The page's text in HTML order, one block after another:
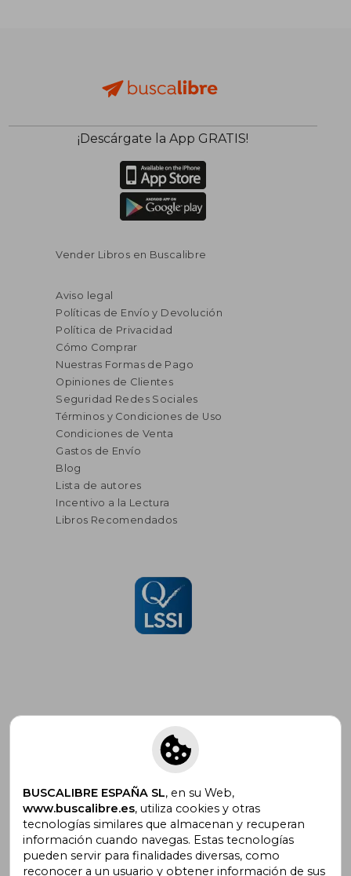
¡Descárgate la App GRATIS!
Vender Libros en Buscalibre
Aviso legal
Políticas de Envío y Devolución
Política de Privacidad
Cómo Comprar
Nuestras Formas de Pago
Opiniones de Clientes
Seguridad Redes Sociales
Términos y Condiciones de Uso
Condiciones de Venta
Gastos de Envío
Blog
Lista de autores
Incentivo a la Lectura
Libros Recomendados
Suscríbete para recibir ofertas y
promociones
¿Necesitas ayuda?
BUSCALIBRE ESPAÑA SL, en su Web,
www.buscalibre.es, utiliza cookies y otras
tecnologías similares que almacenan y recuperan
información cuando navegas. Estas tecnologías
pueden servir para finalidades diversas, como
reconocer a un usuario y obtener información de sus